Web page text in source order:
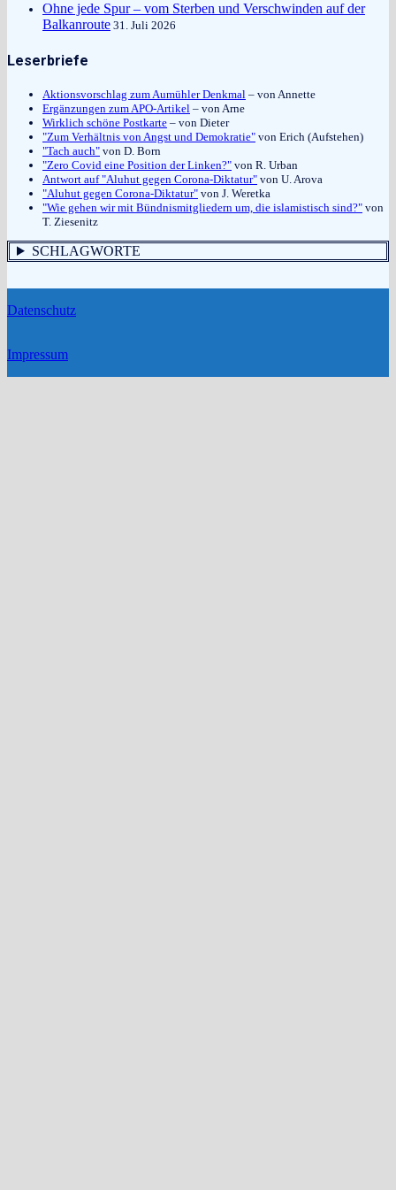
Ohne jede Spur – vom Sterben und Verschwinden auf der
Balkanroute 31. Juli 2026
Leserbriefe
Aktionsvorschlag zum Aumühler Denkmal – von Annette
Ergänzungen zum APO-Artikel – von Arne
Wirklich schöne Postkarte – von Dieter
"Zum Verhältnis von Angst und Demokratie" von Erich (Aufstehen)
"Tach auch" von D. Born
"Zero Covid eine Position der Linken?" von R. Urban
Antwort auf "Aluhut gegen Corona-Diktatur" von U. Arova
"Aluhut gegen Corona-Diktatur" von J. Weretka
"Wie gehen wir mit Bündnismitgliedern um, die islamistisch sind?" von
T. Ziesenitz
SCHLAGWORTE
Datenschutz
Impressum